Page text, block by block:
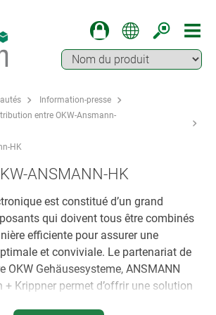
Information-presse
entre OKW-Ansmann-
HK
ANSMANN-HK
est constitué d’un grand
qui doivent tous être combinés
efficiente pour assurer une
et conviviale. Le partenariat de
OKW Gehäusesysteme, ANSMANN
Krippner permet d’offrir une solution